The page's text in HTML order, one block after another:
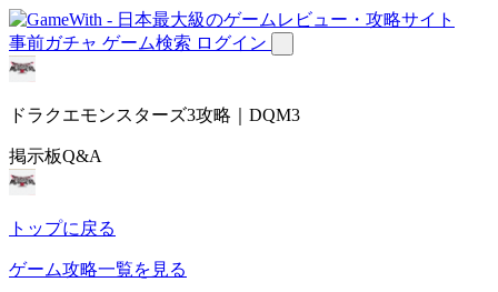
事前ガチャ ゲーム検索 ログイン
ドラクエモンスターズ3攻略｜DQM3
掲示板Q&A
トップに戻る
ゲーム攻略一覧を見る